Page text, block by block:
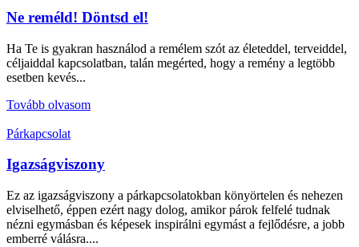
Ne reméld! Döntsd el!
Ha Te is gyakran használod a remélem szót az életeddel, terveiddel,
céljaiddal kapcsolatban, talán megérted, hogy a remény a legtöbb
esetben kevés...
Tovább olvasom
Párkapcsolat
Igazságviszony
Ez az igazságviszony a párkapcsolatokban könyörtelen és nehezen
elviselhető, éppen ezért nagy dolog, amikor párok felfelé tudnak
nézni egymásban és képesek inspirálni egymást a fejlődésre, a jobb
emberré válásra....